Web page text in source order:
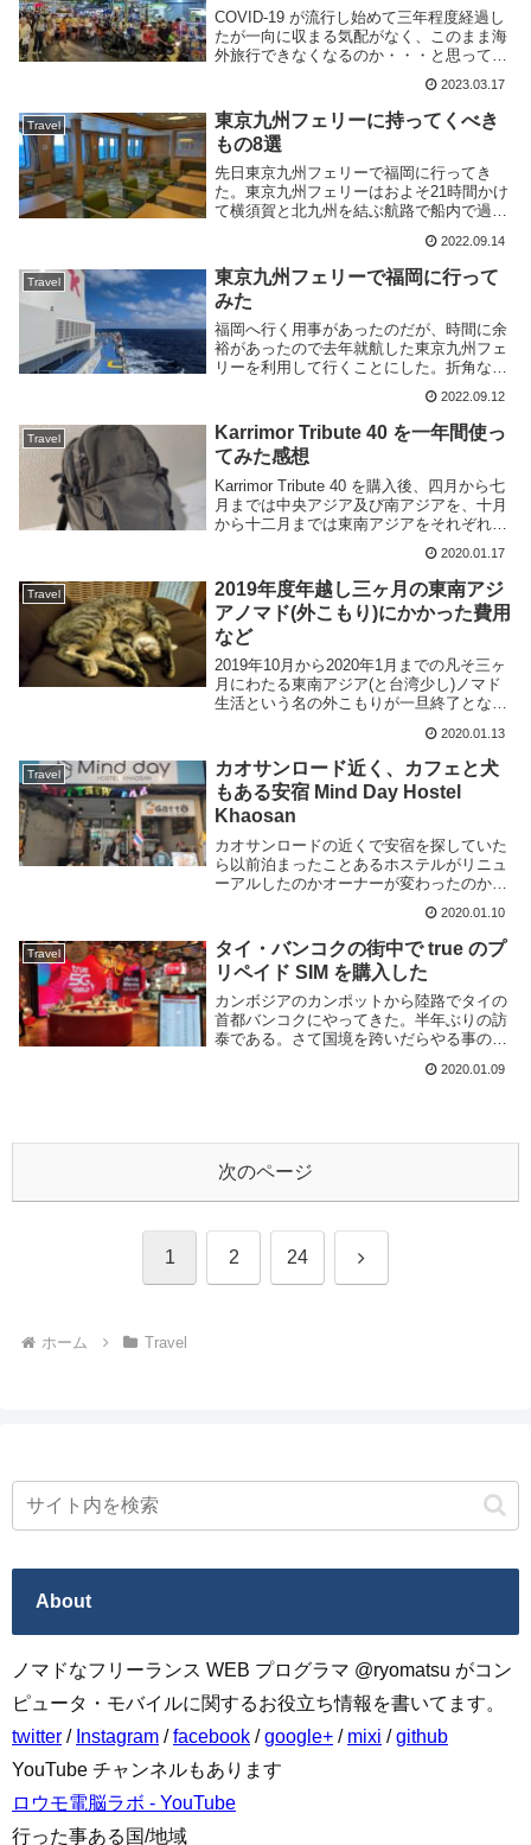
COVID-19 が流行し始めて三年程度経過し
たが一向に収まる気配がなく、このまま海
外旅行できなくなるのか・・・と思ってい
か解放され始めた。別に感染者数が減って
いるわけでもないのでもう撲滅は諦めたの
か、...
2023.03.17
Travel
東京九州フェリーに持ってくべき
もの8選
先日東京九州フェリーで福岡に行ってき
た。東京九州フェリーはおよそ21時間かけ
て横須賀と北九州を結ぶ航路で船内で過ご
事前の準備が大事だ。このページでは東京
九州フェリー乗船の際に準備しておくとよ
いものをいく...
2022.09.14
Travel
東京九州フェリーで福岡に行って
みた
福岡へ行く用事があったのだが、時間に余
裕があったので去年就航した東京九州フェ
リーを利用して行くことにした。折角なの
でメモがわりに残しておこう。東京九州フ
ェリーという名だが正確には神奈川県の横
須賀港から北九州市の門治港を結ぶ旅客用
のフェリー航...
2022.09.12
Travel
Karrimor Tribute 40 を一年間使っ
てみた感想
Karrimor Tribute 40 を購入後、四月から七
月までは中央アジア及び南アジアを、十月
から十二月までは東南アジアをそれぞれ旅
うと思う。製品の大まかな仕様やファース
トインプレッションについては...
2020.01.17
Travel
2019年度年越し三ヶ月の東南アジ
アノマド(外こもり)にかかった費用
など
2019年10月から2020年1月までの凡そ三ヶ
月にわたる東南アジア(と台湾少し)ノマド
生活という名の外こもりが一旦終了となり
していたのか・かかった費用などを簡単に
書いてみよう。東南アジア滞在のスケジ
ュ...
2020.01.13
Travel
カオサンロード近く、カフェと犬
もある安宿 Mind Day Hostel
Khaosan
カオサンロードの近くで安宿を探していた
ら以前泊まったことあるホステルがリニュ
ーアルしたのかオーナーが変わったのか、
ので気になって泊まってみることにした。
場所はカオサンロードに繋がる
Chakrabong...
2020.01.10
Travel
タイ・バンコクの街中で true のプ
リペイド SIM を購入した
カンボジアのカンポットから陸路でタイの
首都バンコクにやってきた。半年ぶりの訪
泰である。さて国境を跨いだらやる事の一
へは空路で行く事が多かったので毎回空港
2020.01.09
次のページ
1 2 24 次
ホーム Travel
About
ノマドなフリーランス WEB プログラマ @ryomatsu がコン
ピュータ・モバイルに関するお役立ち情報を書いてます。
twitter / Instagram /facebook /google+ / mixi /github
YouTube チャンネルもあります
ロウモ電脳ラボ - YouTube
行った事ある国/地域